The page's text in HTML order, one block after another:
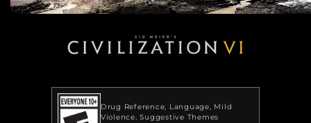
Drug Reference Language
Mild
Violence Suggestive Themes